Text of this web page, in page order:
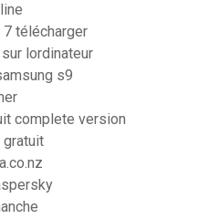
télécharger
lordinateur
s9
complete version
gratuit